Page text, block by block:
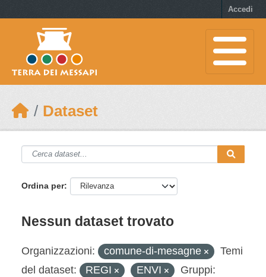
Accedi
Dataset
Ordina per
Nessun dataset trovato
Organizzazioni: comune-di-mesagne
Temi
del dataset:
REGI ENVI
Gruppi: